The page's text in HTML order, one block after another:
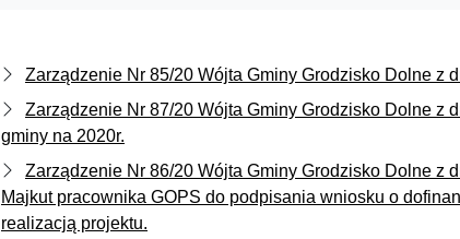
Zarządzenie Nr 85/20 Wójta Gminy Grodzisko Dolne z
Zarządzenie Nr 87/20 Wójta Gminy Grodzisko Dolne z
gminy na 2020r.
Zarządzenie Nr 86/20 Wójta Gminy Grodzisko Dolne z
Majkut pracownika GOPS do podpisania wniosku o
realizacją projektu.